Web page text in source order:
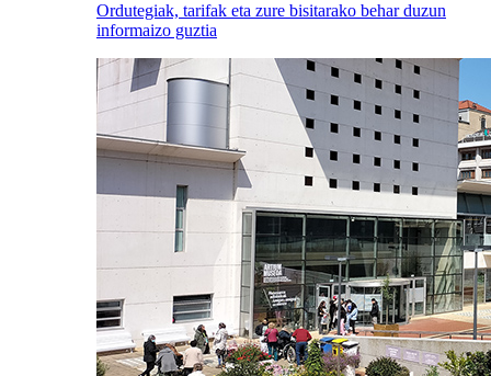
Ordutegiak, tarifak eta zure bisitarako behar duzun
informaizo guztia